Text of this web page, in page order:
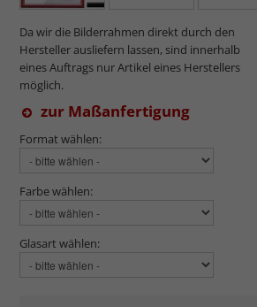
Da wir die Bilderrahmen direkt durch den
Hersteller ausliefern lassen, sind innerhalb
eines Auftrags nur Artikel eines Herstellers
möglich.
zur Maßanfertigung
Format wählen:
Farbe wählen:
Glasart wählen: